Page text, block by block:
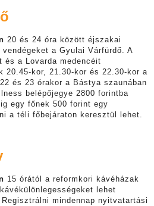
20 és 24 óra között éjszakai
a Gyulai Várfürdő. A
és a Lovarda medencéit
20.45-kor, 21.30-kor és 22.30-kor a
és 23 órakor a Bástya szaunában
belépőjegye 2800 forintba
egy főnek 500 forint egy
a téli főbejáraton keresztül lehet.
15 órától a reformkori kávéházak
lehet
mindennap nyitvatartási